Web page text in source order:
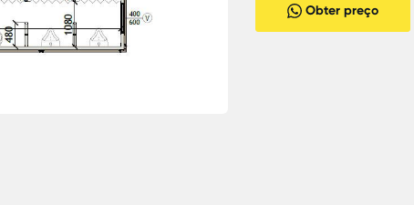
Obter preço